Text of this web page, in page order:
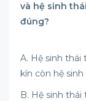
và hệ sinh
đúng?
A. Hệ sinh
kín còn hệ
B. Hệ sinh